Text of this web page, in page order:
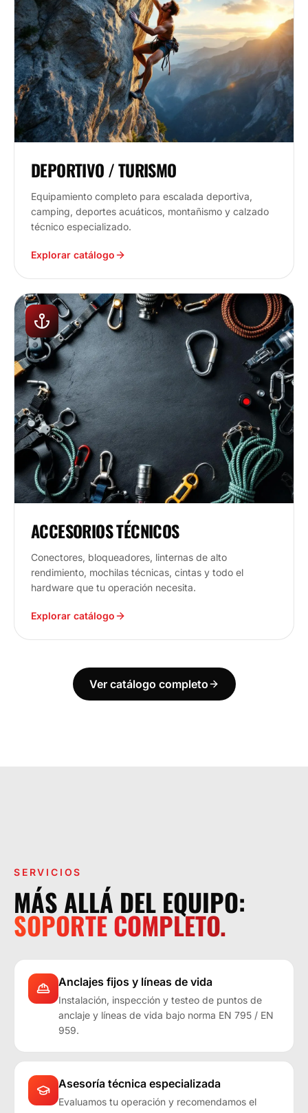
DEPORTIVO / TURISMO
Equipamiento completo para escalada deportiva,
camping, deportes acuáticos, montañismo y calzado
técnico especializado.
Explorar catálogo
ACCESORIOS TÉCNICOS
Conectores, bloqueadores, linternas de alto
rendimiento, mochilas técnicas, cintas y todo el
hardware que tu operación necesita.
Explorar catálogo
Ver catálogo completo
SERVICIOS
MÁS ALLÁ DEL EQUIPO:
SOPORTE COMPLETO.
Anclajes fijos y líneas de vida
Instalación, inspección y testeo de puntos de
anclaje y líneas de vida bajo norma EN 795 / EN
959.
Asesoría técnica especializada
Evaluamos tu operación y recomendamos el